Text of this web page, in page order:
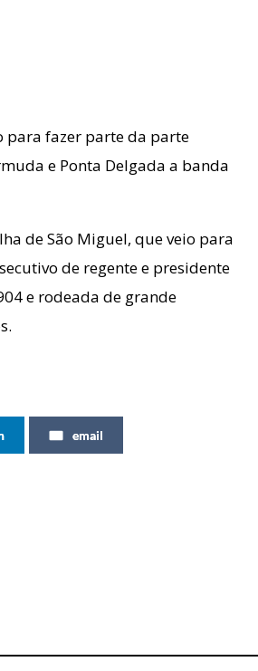
para fazer parte da parte
e Ponta Delgada a banda
de São Miguel, que veio para
de regente e presidente
e rodeada de grande
email